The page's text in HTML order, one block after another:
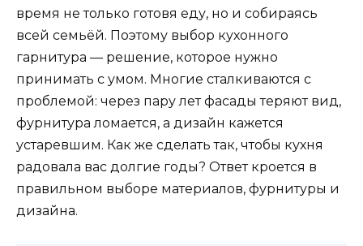
время не только готовя еду, но и собираясь
всей семьёй. Поэтому выбор кухонного
гарнитура — решение, которое нужно
принимать с умом. Многие сталкиваются с
проблемой: через пару лет фасады теряют вид,
фурнитура ломается, а дизайн кажется
устаревшим. Как же сделать так, чтобы кухня
радовала вас долгие годы? Ответ кроется в
правильном выборе материалов, фурнитуры и
дизайна.